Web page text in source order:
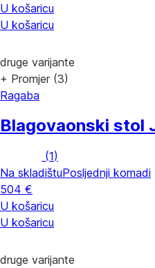
U košaricu
U košaricu
druge varijante
+ Promjer (3)
Ragaba
Blagovaonski stol
(1)
Na skladištuPosljednji komadi
504 €
U košaricu
U košaricu
druge varijante